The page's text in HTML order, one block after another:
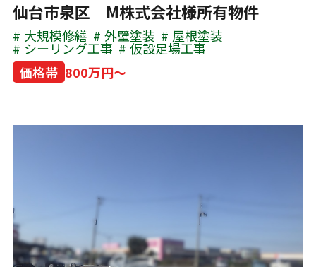
仙台市泉区 M株式会社様所有物件
大規模修繕 外壁塗装 屋根塗装
シーリング工事
仮設足場工事
価格帯 800万円～